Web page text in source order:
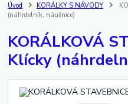
Úvod KORÁLKY S NÁVODY
(náhrdelník, náušnice)
KORÁLKOVÁ
Klícky